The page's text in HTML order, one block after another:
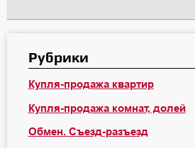
Рубрики
Купля-продажа квартир
Купля-продажа комнат, долей
Обмен. Съезд-разъезд